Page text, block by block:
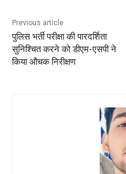
k
Previous article
पुलिस भर्ती परीक्षा की पारदर्शिता
सुनिश्चित करने को डीएम-एसपी ने
किया औचक निरीक्षण